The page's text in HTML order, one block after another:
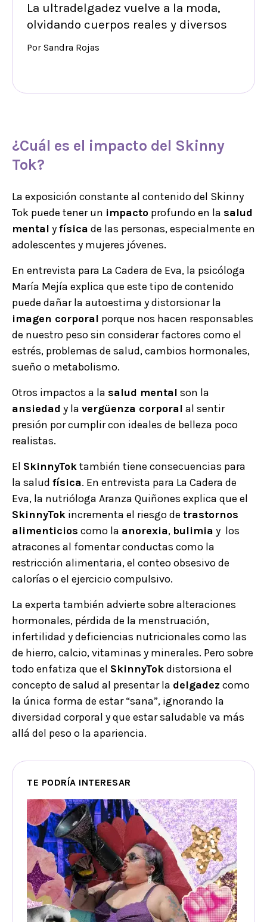
La ultradelgadez vuelve a la moda,
olvidando cuerpos reales y diversos
Por Sandra Rojas
¿Cuál es el impacto del Skinny
Tok?
La exposición constante al contenido del Skinny
Tok puede tener un impacto profundo en la salud
mental yfísica de las personas, especialmente en
adolescentes y mujeres jóvenes.
En entrevista para La Cadera de Eva, la psicóloga
María Mejía explica que este tipo de contenido
puede dañar la autoestima y distorsionar la
imagen corporal porque nos hacen responsables
de nuestro peso sin considerar factores como el
estrés, problemas de salud, cambios hormonales,
sueño o metabolismo.
Otros impactos a la salud mental son la
ansiedad y la vergüenza corporal al sentir
presión por cumplir con ideales de belleza poco
realistas.
El SkinnyToktambién tiene consecuencias para
la salud física. En entrevista para La Cadera de
Eva, la nutrióloga Aranza Quiñones explica que el
SkinnyTok incrementa el riesgo de trastornos
alimenticios como la anorexia, bulimia y los
atracones al fomentar conductas como la
restricción alimentaria, el conteo obsesivo de
calorías o el ejercicio compulsivo.
La experta también advierte sobre alteraciones
hormonales, pérdida de la menstruación,
infertilidad y deficiencias nutricionales como las
de hierro, calcio, vitaminas y minerales. Pero sobre
todo enfatiza que el SkinnyTokdistorsiona el
concepto de salud al presentar la delgadez como
la única forma de estar “sana”, ignorando la
diversidad corporal y que estar saludable va más
allá del peso o la apariencia.
TE PODRÍA INTERESAR